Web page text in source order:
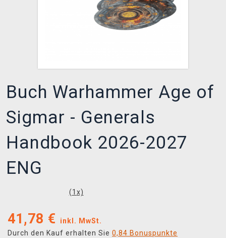
Buch Warhammer Age of
Sigmar - Generals
Handbook 2026-2027
ENG
(1 x)
41,78 €
inkl. MwSt.
Durch den Kauf erhalten Sie 0,84 Bonuspunkte